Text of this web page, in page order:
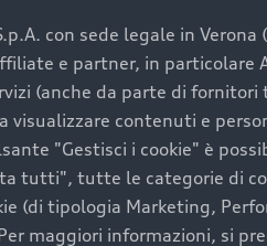
un’auto
coniuga convenienza,
del marchio. Audi
con sede legale in
e partner, in
(anche da parte di
visualizzare contenuti e
"Gestisci i cookie" è
tutti", tutte le categorie di
(di tipologia Marketing,
maggiori informazioni, si